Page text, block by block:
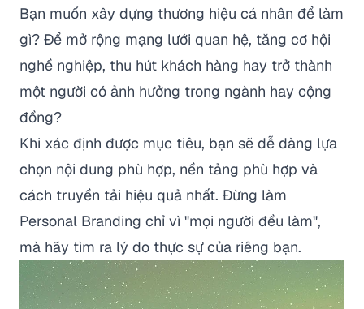
Bạn muốn xây dựng thương hiệu cá nhân để làm
gì? Để mở rộng mạng lưới quan hệ, tăng cơ hội
nghề nghiệp, thu hút khách hàng hay trở thành
một người có ảnh hưởng trong ngành hay cộng
đồng?
Khi xác định được mục tiêu, bạn sẽ dễ dàng lựa
chọn nội dung phù hợp, nền tảng phù hợp và
cách truyền tải hiệu quả nhất. Đừng làm
Personal Branding chỉ vì "mọi người đều làm",
mà hãy tìm ra lý do thực sự của riêng bạn.